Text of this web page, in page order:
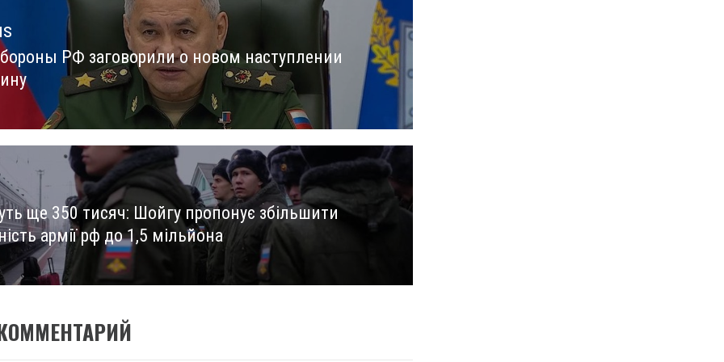
РФ заговорили о новом наступлении
ще 350 тисяч: Шойгу пропонує збільшити
армії рф до 1,5 мільйона